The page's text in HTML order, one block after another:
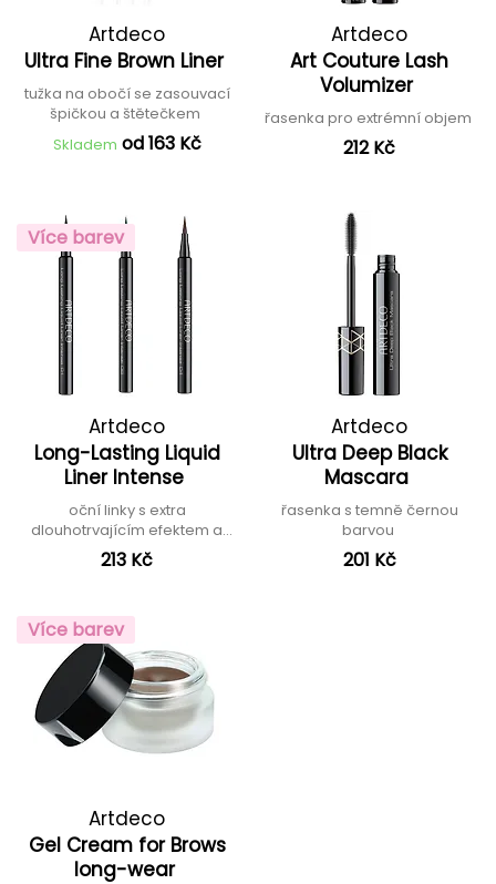
Artdeco
Ultra Fine Brown Liner
tužka na obočí se zasouvací
špičkou a štětečkem
Skladem od 163 Kč
Artdeco
Art Couture Lash
Volumizer
řasenka pro extrémní objem
212 Kč
Více barev
Artdeco
Long-Lasting Liquid
Liner Intense
oční linky s extra
dlouhotrvajícím efektem a
intenzivní barvou
213 Kč
Artdeco
Ultra Deep Black
Mascara
řasenka s temně černou
barvou
201 Kč
Více barev
Artdeco
Gel Cream for Brows
long-wear